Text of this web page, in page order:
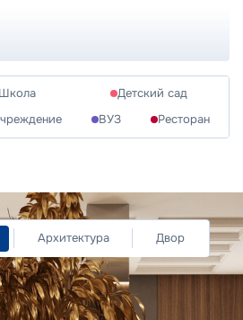
Школа
Детский сад
ВУЗ Ресторан
Архитектура Двор